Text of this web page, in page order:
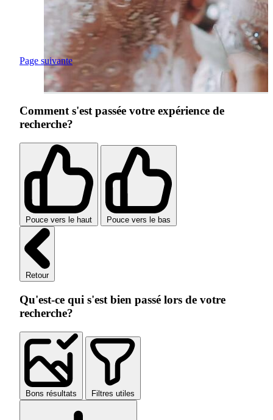
Page suivante
Comment s'est passée votre expérience de
recherche?
Pouce vers le haut Pouce vers le bas
Retour
Qu'est-ce qui s'est bien passé lors de votre
recherche?
Bons résultats Filtres utiles